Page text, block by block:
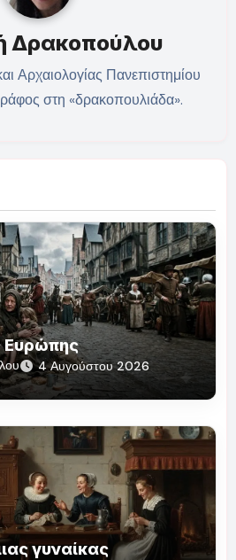
Δρακοπούλου
Αρχαιολογίας Πανεπιστημίου
στη «δρακοπουλιάδα».
Ευρώπης
4 Αυγούστου 2026
γυναίκας